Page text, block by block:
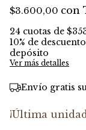
$3.600,00 con
24 cuotas de
10% de descuento
depósito
Ver más detalles
Envío gratis
¡Última